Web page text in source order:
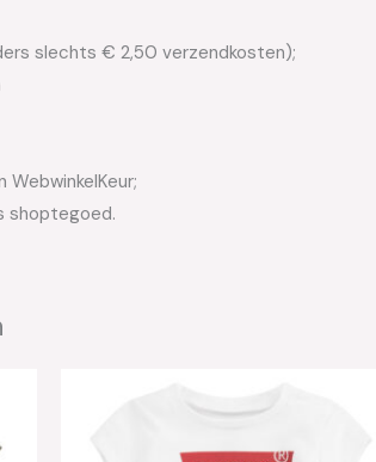
slechts € 2,50 verzendkosten);
WebwinkelKeur;
shoptegoed.